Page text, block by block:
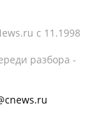
c 11.1998
разбора -